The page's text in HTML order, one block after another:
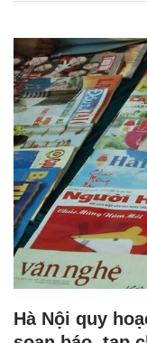
Hà Nội quy